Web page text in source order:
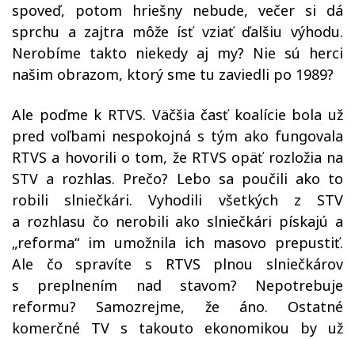
spoveď, potom hriešny nebude, večer si dá
sprchu a zajtra môže ísť vziať ďalšiu výhodu.
Nerobíme takto niekedy aj my? Nie sú herci
našim obrazom, ktorý sme tu zaviedli po 1989?
Ale poďme k RTVS. Väčšia časť koalície bola už
pred voľbami nespokojná s tým ako fungovala
RTVS a hovorili o tom, že RTVS opäť rozložia na
STV a rozhlas. Prečo? Lebo sa poučili ako to
robili slniečkári. Vyhodili všetkých z STV
a rozhlasu čo nerobili ako slniečkári pískajú a
„reforma“ im umožnila ich masovo prepustiť.
Ale čo spravíte s RTVS plnou slniečkárov
s preplnením nad stavom? Nepotrebuje
reformu? Samozrejme, že áno. Ostatné
komerčné TV s takouto ekonomikou by už